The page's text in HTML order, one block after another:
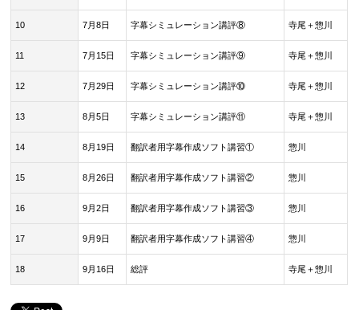
10 7月8日 字幕シミュレーション講評⑧ 寺尾＋惣川
11 7月15日 字幕シミュレーション講評⑨ 寺尾＋惣川
12 7月29日 字幕シミュレーション講評⑩ 寺尾＋惣川
13 8月5日 字幕シミュレーション講評⑪ 寺尾＋惣川
14 8月19日 翻訳者用字幕作成ソフト講習① 惣川
15 8月26日 翻訳者用字幕作成ソフト講習② 惣川
16 9月2日 翻訳者用字幕作成ソフト講習③ 惣川
17 9月9日 翻訳者用字幕作成ソフト講習④ 惣川
18 9月16日 総評 寺尾＋惣川